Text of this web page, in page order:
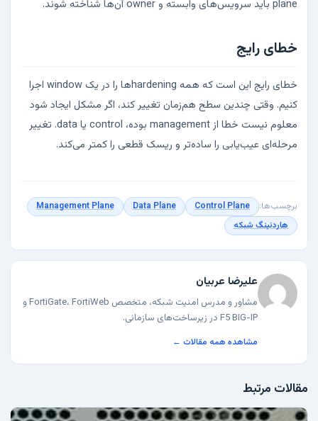
plane باید سرویس‌های وابسته و owner آن‌ها شناخته شوند.
خطای رایج
خطای رایج این است که همه hardeningها را در یک window اجرا
کنیم. وقتی چندین سطح هم‌زمان تغییر کند، اگر مشکل ایجاد شود
معلوم نیست خطا از management بوده، control یا data. تغییر
مرحله‌ای عیب‌یابی را ساده‌تر و ریسک قطعی را کمتر می‌کند.
برچسب‌ها: Control Plane
Data Plane
Management Plane
هاردنینگ شبکه
علیرضا عربیان
مشاور و مدرس امنیت شبکه، متخصص FortiGate، FortiWeb و
F5 BIG-IP در زیرساخت‌های سازمانی.
مشاهده همه مقالات ←
مقالات مرتبط